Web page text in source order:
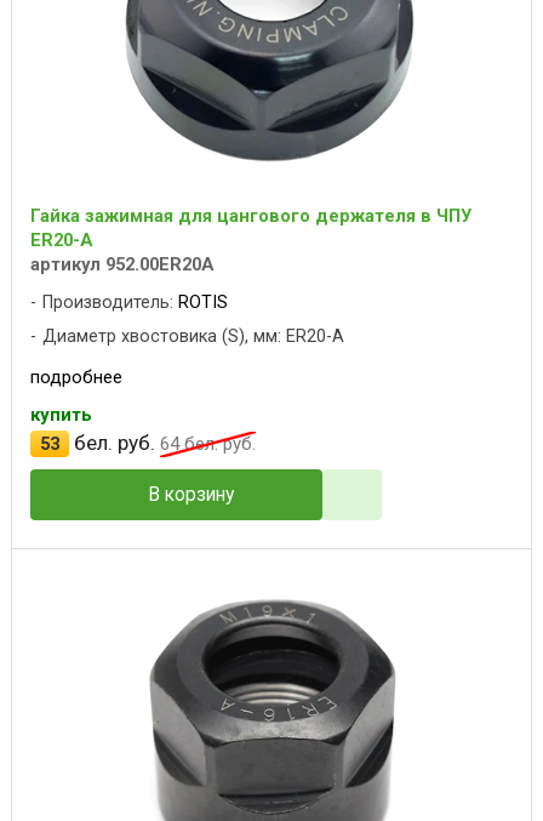
Гайка зажимная для цангового держателя в ЧПУ
ER20-A
артикул 952.00ER20A
Производитель: ROTIS
Диаметр хвостовика (S), мм: ER20-A
подробнее
купить
53
бел. руб. 64бел. руб.
В корзину